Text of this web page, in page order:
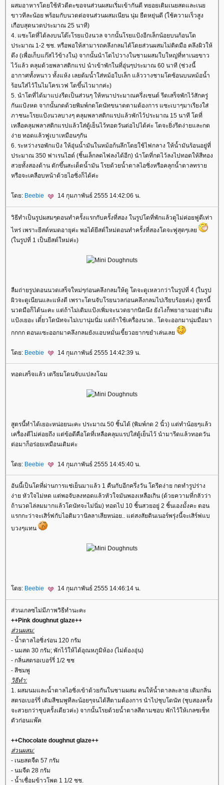
ผสมอาหารโดยใช้หัวตีตะขอจนส่วนผสมเริ่มเข้ากันดี ทยอยเติมเนยสดและเน
ขาวทีละน้อย พร้อมกับนวดต่อจนส่วนผสมเนียน นุ่ม ยืดหยุ่นดี (ใช้ความเร็วสูง
เกือบสุดนวดประมาณ 25 นาที)
4. แซะโดที่ได้ลงบนโต๊ะโรยแป้งนวล จากนั้นโรยแป้งอีกเล็กน้อยบนก้อนโด
ประมาณ 1-2 ชช. หรือพอให้สามารถคลึงกลมได้โดยส่วนผสมไม่ติดมือ คลึงผิวให้
ตึง (เพื่อเก็บแก๊สไว้ข้างใน) จากนั้นนำโดไปวางในชามผสมใบใหญ่ที่ทาเนยขาว
ไว้แล้ว คลุมด้วยพลาสติกแรป นำเข้าพักในที่อุ่นๆประมาณ 60 นาที (ช่วงนี้
อากาศทั้งหนาว ทั้งแห้ง เลยต้มน้ำใส่หม้อใบเล็ก แล้ววางชามโดซ้อนบนหม้อน้ำ
ร้อนใส่ไว้ในไมโครเวฟ โดขึ้นไวมากค่ะ)
5. นำโดที่ได้มาแบ่งรีดเป็นส่วนๆ ให้หนาประมาณครึ่งเซนต์ รีดเสร็จพักไว้สักครู่
กันแป้งหด จากนั้นกดด้วยพิมพ์กดโดนัทขนาดตามต้องการ แซะเบาๆมาเรียงใส่
ภาชนะโรยแป้งนวลบางๆ คลุมพลาสติกแรปแล้วพักไว้ประมาณ 15 นาที โดที่
เหลือคลุมพลาสติกแรปแล้วใส่ตู้เย็นไว้ทอดวันต่อไปได้ค่ะ โดจะยิ่งรีดง่ายและกด
ง่าย ทอดแล้วฟูเบาเหมือนๆกัน
6. ระหว่างรอพักแป้ง ให้อุ่นน้ำมันในหม้อก้นลึกโดยใช้ไฟกลาง ให้น้ำมันร้อนอยู่ที่
ประมาณ 350 ฟาเรนไฮต์ (ชิ้นเล็กลดไฟลงได้อีก) นำโดที่กดไว้ลงไปทอดให้สีทอง
สวยทั้งสองด้าน ตักขึ้นสะเด็ดน้ำมัน โรยด้วยน้ำตาลไอซิ่งหรือคลุกน้ำตาลทรา
หรือจะเคลือบหน้าด้วยไอซิ่งก็ได้ค่ะ
ดย: Beebie 14 กุมภาพันธ์ 2555 14:42:06 น.
วิธีทำเป็นรูปผสมๆตอนทำครั้งแรกกับครั้งที่สอง ในรูปโดที่พักแล้วดูไม่ค่อยฟูดีเท่า
ไหร่ เพราะยีสต์หมดอายุค่ะ พอได้ยีสต์ใหม่ตอนทำครั้งที่สองโดจะฟูสุดๆเล
(ในรูปที่ 1 เป็นยีสต์ใหม่ค่ะ)
ลืมถ่ายรูปตอนนวดเสร็จใหม่ๆก่อนคลึงกลมให้ดู โดจะดูเหลวกว่าในรูปที่ 4 (ในรูป
ผิวจะดูเนียนและแห้งดี เพราะโดนจับโรยนวลก่อนคลึงกลมไปเรียบร้อยค่ะ) สูตรนี้
นวดมือก็ได้นะคะ แต่ถ้าไม่เติมแป้งเพิ่มจะนวดยากนิดนึง ยังไงก็พยายามอย่าเติม
ป้งเยอะ เดี๋ยวโดนัทจะไม่เบานุ่มนิ่ม แต่ถ้าใช้เครื่องนวด.. โดจะออกมานุ่มมือมา
กกกก ตอนแซะออกมาคลึงกลมยังแอบหมั่นเขี้ยวอยากขยำเล่นเล
ดย: Beebie 14 กุมภาพันธ์ 2555 14:42:39 น.
ทอดเสร็จแล้ว เตรียมโดนจับแปลงโฉม
สูตรนี้ทำได้เยอะหน่อยนะคะ ประมาณ 50 ชิ้นได้ (พิมพ์กด 2 นิ้ว) แต่ทำน้อยๆแล้ว
เครื่องตีไม่ค่อยถึง แต่ข้อดีคือโดที่เหลือคลุมแรปใส่ตู้เย็นไว้ นำมารีดแล้วทอดวัน
ต่อมาก็อร่อยเหมือนเดิมค่ะ
ดย: Beebie 14 กุมภาพันธ์ 2555 14:45:40 น.
อันนี้เป็นโดที่ผ่านการแช่เย็นมาแล้ว 1 คืนกับอีกครึ่งวัน โดรีดง่าย กดทำรูปร่าง
ง่าย หัวใจไม่หด แต่พอจับลงทอดแล้วหัวใจมันพองเหลือเกิน (ด้วยความที่กลัวว่า
ถ้านวดไล่ลมมากแล้วโดนัทจะไม่นิ่ม) ทอดไป 10 ชิ้นสวยอยู่ 2 ชิ้นเองมั้งคะ ตอน
รกกะว่าจะเสิร์ฟกับไอติมวานิลลาเสียหน่อย.. แต่สงสัยดินเนอร์พรุ่งนี้จะเสิร์ฟแบ
บวงๆแทน
ดย: Beebie 14 กุมภาพันธ์ 2555 14:46:14 น.
ส่วนเกลซไม่มีภาพวิธีทำนะคะ
++Pink doughnut glaze++
ส่วนผสม:
- น้ำตาลไอซิ่งร่อน 120 กรัม
- นมสด 30 กรัม; พักไว้ให้ได้อุณหภูมิห้อง (ไม่ต้องอุ่น)
- กลิ่นสตรอเบอร์รี่ 1/2 ชช
- สีชมพู
วิธีทำ:
1. ผสมนมและน้ำตาลไอซิ่งเข้าด้วยกันในชามผสม คนให้น้ำตาลละลาย เติมกลิ่น
สตรอเบอร์รี่ เติมสีชมพูทีละน้อยๆจนได้สีตามต้องการ นำไปชุบโดนัท (ชุบสองครั้ง
จะสวยกว่าชุบครั้งเดียวค่ะ) จากนั้นโรยด้วยน้ำตาลสีตามชอบ พักไว้ให้เกลซเซ็ท
ตัวก่อนแพ๊ค
++Chocolate doughnut glaze++
ส่วนผสม:
- เนยสดจืด 57 กรัม
- นมจืด 28 กรัม
- น้ำเชื่อมข้าวโพด 1 1/2 ชช.